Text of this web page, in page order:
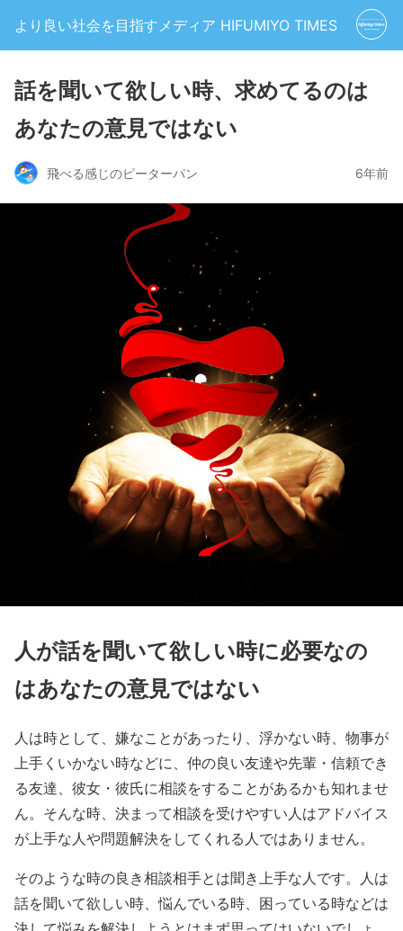
より良い社会を目指すメディア HIFUMIYO TIMES
話を聞いて欲しい時、求めてるのは
あなたの意見ではない
飛べる感じのピーターパン 6年前
人が話を聞いて欲しい時に必要なの
はあなたの意見ではない
人は時として、嫌なことがあったり、浮かない時、物事が
上手くいかない時などに、仲の良い友達や先輩・信頼でき
る友達、彼女・彼氏に相談をすることがあるかも知れませ
ん。そんな時、決まって相談を受けやすい人はアドバイス
が上手な人や問題解決をしてくれる人ではありません。
そのような時の良き相談相手とは聞き上手な人です。人は
話を聞いて欲しい時、悩んでいる時、困っている時などは